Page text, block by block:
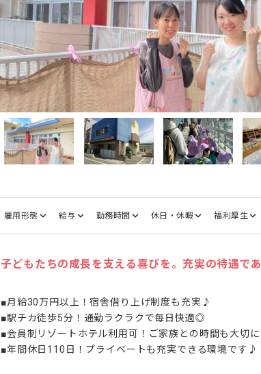
雇用形態 給与 勤務時間 休日・休暇 福利厚生
子どもたちの成長を支える喜びを。充実の待遇で
■月給30万円以上！宿舎借り上げ制度も充実♪
■駅チカ徒歩5分！通勤ラクラクで毎日快適◎
■会員制リゾートホテル利用可！ご家族との時間も大切
■年間休日110日！プライベートも充実できる環境です♪